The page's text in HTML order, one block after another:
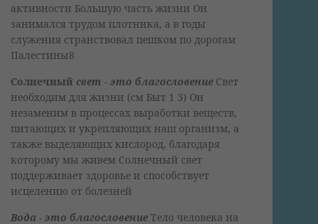
активности Большую часть жизни Он
занимался трудом плотника, а в годы
служения странствовал пешком по дорогам
Палестины8
Солнечный свет - это благословение Свет
необходим для жизни (см Быт 1 3) Он
незаменим в процессах выработки веществ,
питающих и укрепляющих наш организм, а
также выделяющих кислород, благодаря
которому мы живем Солнечный свет
поддерживает здоровье и способствует
исцелению от болезней
Вода - это благословение Тело человека на